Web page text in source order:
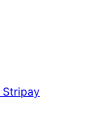
Stripay